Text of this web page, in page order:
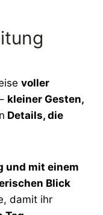
voller
kleiner Gesten,
Details, die
und mit einem
Blick
damit ihr